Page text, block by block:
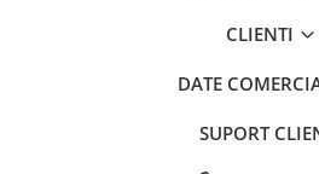
CLIENTI
DATE
SUPORT